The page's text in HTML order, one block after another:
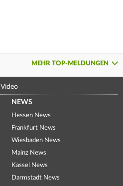
MEHR TOP-MELDUNGEN
Video
NEWS
Hessen News
Frankfurt News
Wiesbaden News
Mainz News
Kassel News
Darmstadt News